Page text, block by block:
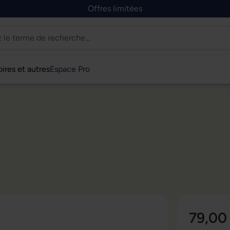
Offres limitées
et autresEspace Pro